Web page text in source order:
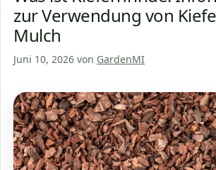
zur Verwendung von
Mulch
Juni 10, 2026 von GardenMI